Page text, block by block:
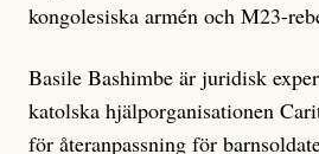
kongolesiska armén och M23-
Basile Bashimbe är juridisk
katolska hjälporganisationen
för återanpassning för